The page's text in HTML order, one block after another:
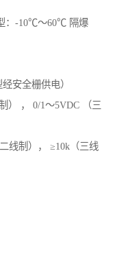
：-10℃～60℃ 隔爆
安全栅供电）
） ， 0/1～5VDC （三
线制）， ≥10k（三线